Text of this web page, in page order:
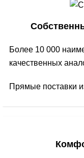
Более 10 000
качественных
Прямые поставки